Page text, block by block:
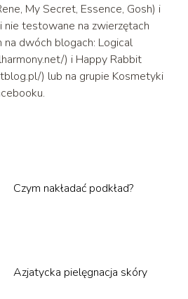
My Secret, Essence, Gosh) i
nie testowane na zwierzętach
na dwóch blogach: Logical
) i Happy Rabbit
) lub na grupie Kosmetyki
Czym nakładać podkład?
Azjatycka pielęgnacja skóry